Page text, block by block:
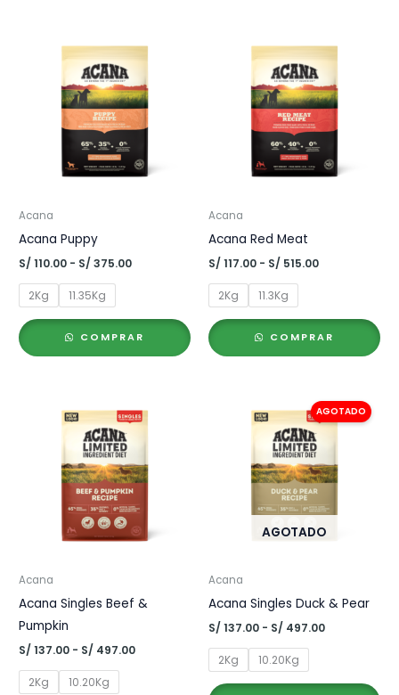
Acana
Acana Puppy
S/ 110.00 - S/ 375.00Rango
S/ 110.00
hasta
S/ 375.00
2Kg 11.35Kg
COMPRAR
Acana
Acana Red Meat
S/ 117.00 - S/ 515.00Rango
S/ 117.00
hasta
2Kg 11.3Kg
COMPRAR
Acana
Acana Singles Beef &
Pumpkin
S/ 137.00 - S/ 497.00Rango
2Kg 10.20Kg
AGOTADO
AGOTADO
Acana
Acana Singles Duck & Pear
S/ 137.00 - S/ 497.00Rango
S/ 137.00
2Kg 10.20Kg